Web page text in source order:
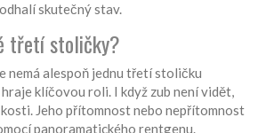
skutečný stav.
třetí stoličky?
nemá alespoň jednu třetí stoličku
klíčovou roli. I když zub není vidět,
Jeho přítomnost nebo nepřítomnost
panoramatického rentgenu.